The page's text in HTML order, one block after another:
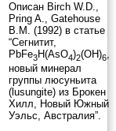
Описан Birch W.D.,
Pring A., Gatehouse
B.M. (1992) в статье
“Сегнитит,
PbFe3H(AsO4)2(OH)6,
новый минерал
группы люсуньита
(lusungite) из Брокен
Хилл, Новый Южный
Уэльс, Австралия”.